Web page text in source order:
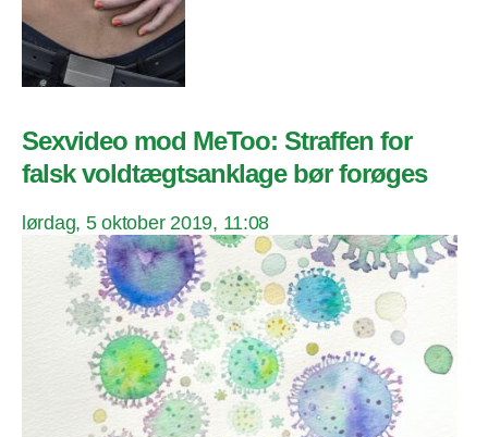
Sexvideo mod MeToo: Straffen for
falsk voldtægtsanklage bør forøges
lørdag, 5 oktober 2019, 11:08